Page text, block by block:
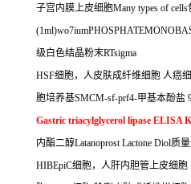
子宫内膜上皮细胞Many types of cells
级白色结晶粉末RTsigma
HSF细胞，人皮肤成纤维细胞 人癌
胞培养基SMCM-sf-prf4-甲基本酚盐
Gastric triacylglycerol lipase ELISA
内酯二醇Latanoprost Lactone Diol质
HIBEpiC细胞，人肝内胆管上皮细胞